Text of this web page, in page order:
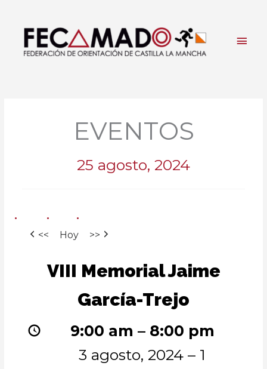
contenido
EVENTOS
25 agosto, 2024
<< Hoy >>
MemorialVIII Memorial Jaime
García-Trejo
9:00 am – 8:00 pm
3 agosto, 2024 – 1